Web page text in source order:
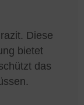
Diese
bietet
das